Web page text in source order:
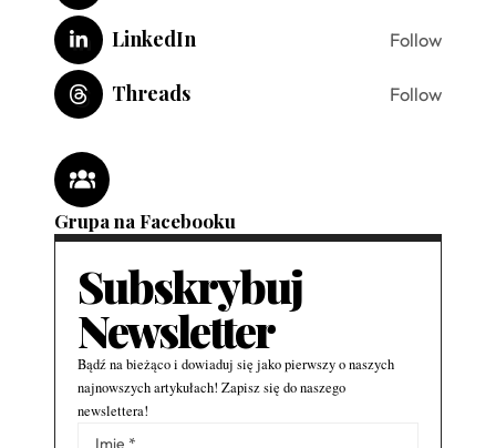
LinkedIn Follow
Threads Follow
Grupa na Facebooku
Subskrybuj
Newsletter
Bądź na bieżąco i dowiaduj się jako pierwszy o naszych
najnowszych artykułach! Zapisz się do naszego
newslettera!
Alternative: